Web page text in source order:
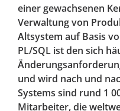
einer gewachsenen
Verwaltung von
Altsystem auf Basis
PL/SQL ist den sich
und wird nach und
Systems sind rund 1
Mitarbeiter, die